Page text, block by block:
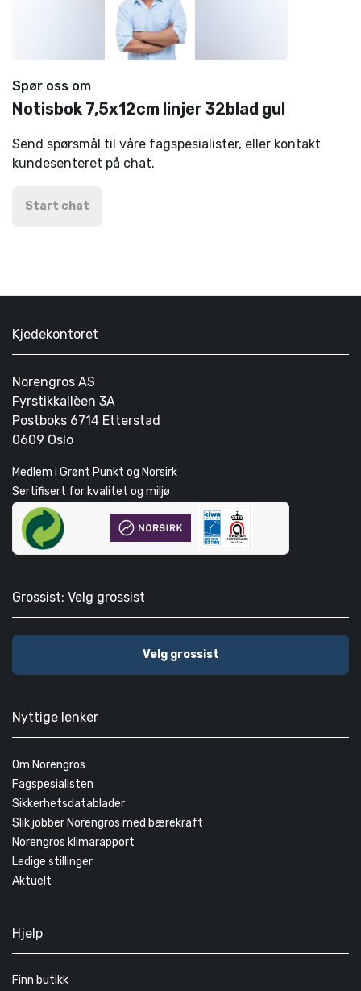
Spør oss om
Notisbok 7,5x12cm linjer 32blad gul
Send spørsmål til våre fagspesialister, eller kontakt
kundesenteret på chat.
Start chat
Kjedekontoret
Norengros AS
Fyrstikkallèen 3A
Postboks 6714 Etterstad
0609 Oslo
Medlem i Grønt Punkt og Norsirk
Sertifisert for kvalitet og miljø
Grossist: Velg grossist
Velg grossist
Nyttige lenker
Om Norengros
Fagspesialisten
Sikkerhetsdatablader
Slik jobber Norengros med bærekraft
Norengros klimarapport
Ledige stillinger
Aktuelt
Hjelp
Finn butikk